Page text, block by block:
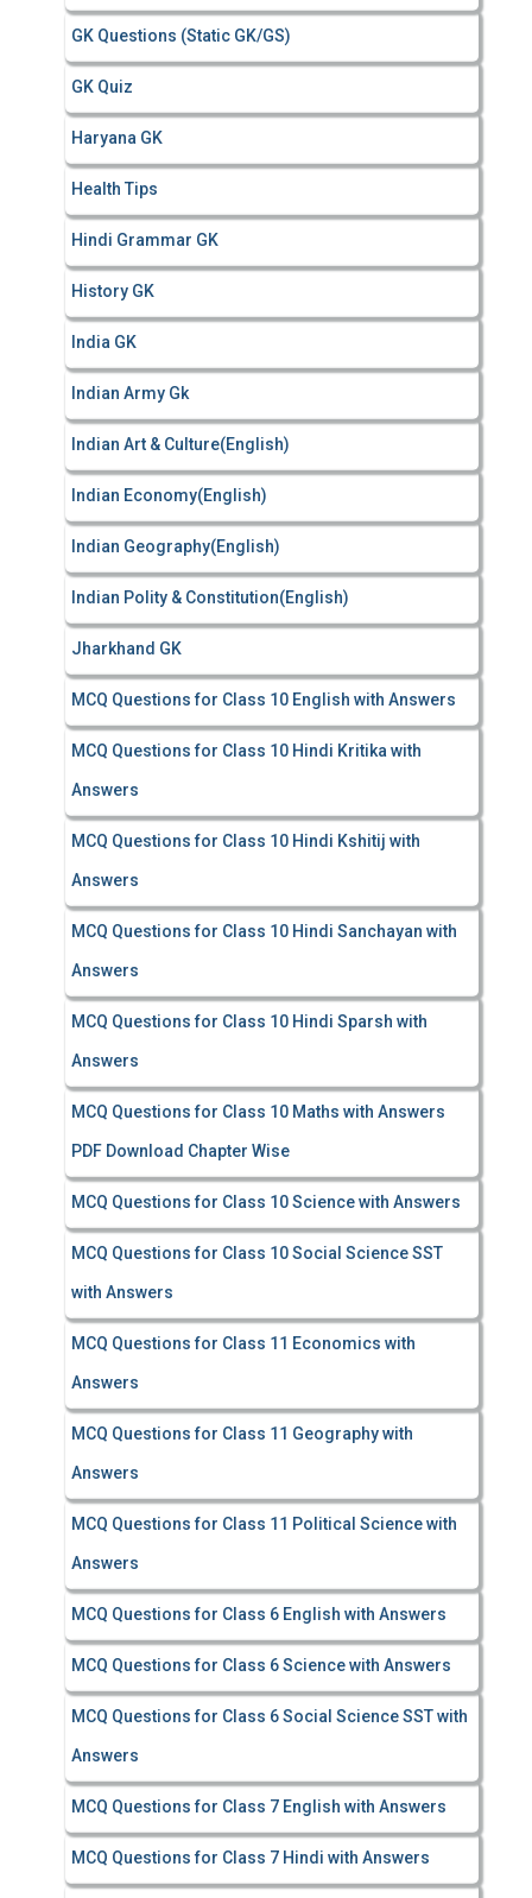
GK Questions (Static GK/GS)
GK Quiz
Haryana GK
Health Tips
Hindi Grammar GK
History GK
India GK
Indian Army Gk
Indian Art & Culture(English)
Indian Economy(English)
Indian Geography(English)
Indian Polity & Constitution(English)
Jharkhand GK
MCQ Questions for Class 10 English with Answers
MCQ Questions for Class 10 Hindi Kritika with
Answers
MCQ Questions for Class 10 Hindi Kshitij with
Answers
MCQ Questions for Class 10 Hindi Sanchayan with
Answers
MCQ Questions for Class 10 Hindi Sparsh with
Answers
MCQ Questions for Class 10 Maths with Answers
PDF Download Chapter Wise
MCQ Questions for Class 10 Science with Answers
MCQ Questions for Class 10 Social Science SST
with Answers
MCQ Questions for Class 11 Economics with
Answers
MCQ Questions for Class 11 Geography with
Answers
MCQ Questions for Class 11 Political Science with
Answers
MCQ Questions for Class 6 English with Answers
MCQ Questions for Class 6 Science with Answers
MCQ Questions for Class 6 Social Science SST with
Answers
MCQ Questions for Class 7 English with Answers
MCQ Questions for Class 7 Hindi with Answers